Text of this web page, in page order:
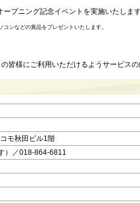
プニング記念イベントを実施いたします
ンなどの賞品をプレゼントいたします。
皆様にご利用いただけるようサービス
モ秋田ビル1階
）／018-864-6811